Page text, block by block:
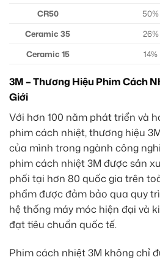
CR50
50%
Ceramic 35
26%
Ceramic 15
14%
3M – Thương Hiệu Phim Cách
Giới
Với hơn 100 năm phát triển và
phim cách nhiệt, thương hiệu
của mình trong ngành công
phim cách nhiệt 3M được sản
phối tại hơn 80 quốc gia trên
phẩm được đảm bảo qua quy
hệ thống máy móc hiện đại và
đạt tiêu chuẩn quốc tế.
Phim cách nhiệt 3M không chỉ